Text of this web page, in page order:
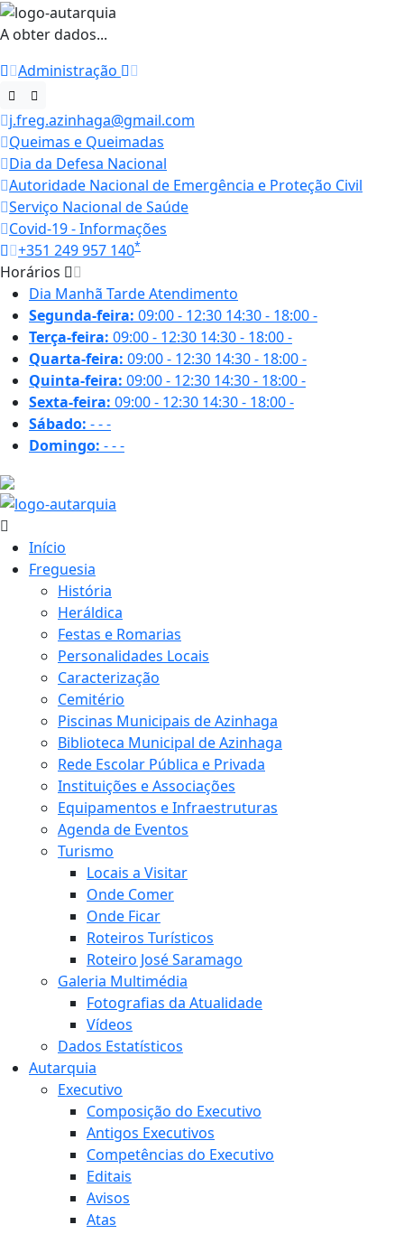
A obter dados...
Administração
j.freg.azinhaga@gmail.com
Queimas e Queimadas
Dia da Defesa Nacional
Autoridade Nacional de Emergência e Proteção Civil
Serviço Nacional de Saúde
Covid-19 - Informações
+351 249 957 140*
Horários
Dia Manhã TardeAtendimento
Segunda-feira: 09:00 - 12:30 14:30 - 18:00-
Terça-feira: 09:00 - 12:30 14:30 - 18:00-
Quarta-feira: 09:00 - 12:30 14:30 - 18:00-
Quinta-feira: 09:00 - 12:30 14:30 - 18:00-
Sexta-feira: 09:00 - 12:30 14:30 - 18:00-
Sábado: ---
Domingo: ---
Início
Freguesia
História
Heráldica
Festas e Romarias
Personalidades Locais
Caracterização
Cemitério
Piscinas Municipais de Azinhaga
Biblioteca Municipal de Azinhaga
Rede Escolar Pública e Privada
Instituições e Associações
Equipamentos e Infraestruturas
Agenda de Eventos
Turismo
Locais a Visitar
Onde Comer
Onde Ficar
Roteiros Turísticos
Roteiro José Saramago
Galeria Multimédia
Fotografias da Atualidade
Vídeos
Dados Estatísticos
Autarquia
Executivo
Composição do Executivo
Antigos Executivos
Competências do Executivo
Editais
Avisos
Atas